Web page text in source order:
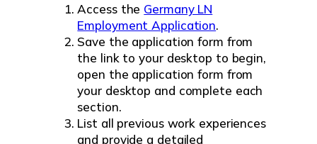
Access the Germany LN
Employment Application.
Save the application form from
the link to your desktop to begin,
open the application form from
your desktop and complete each
section.
List all previous work experiences
and provide a detailed